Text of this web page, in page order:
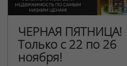
ЧЕРНАЯ ПЯТНИЦА!
Только с 22 по 26
ноября!